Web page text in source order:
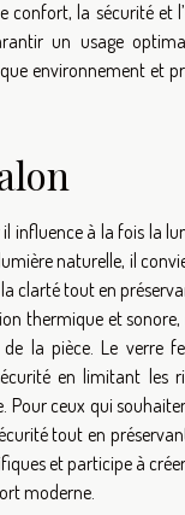
la sécurité et
un usage
environnement et
à la fois la
naturelle, il
clarté tout en
thermique et
la pièce. Le verre
en limitant les
ceux qui
tout en
et participe à
moderne.